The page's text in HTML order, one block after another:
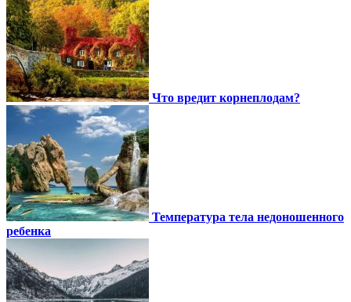
Что вредит корнеплодам?
Температура тела недоношенного
ребенка